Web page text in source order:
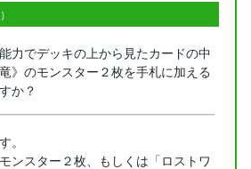
力でデッキの上から見たカードの中
》のモンスター２枚を手札に加える
か？
。
モンスター２枚、もしくは「ロストワ